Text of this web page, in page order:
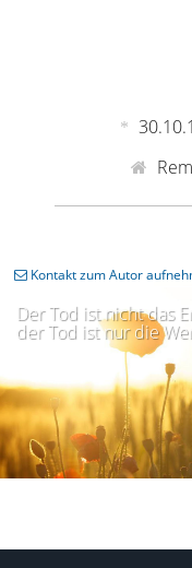
Der Tod ist nicht das
der Tod ist nur die
Kontakt zum Autor